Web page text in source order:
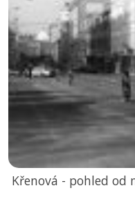
Křenová - pohled od